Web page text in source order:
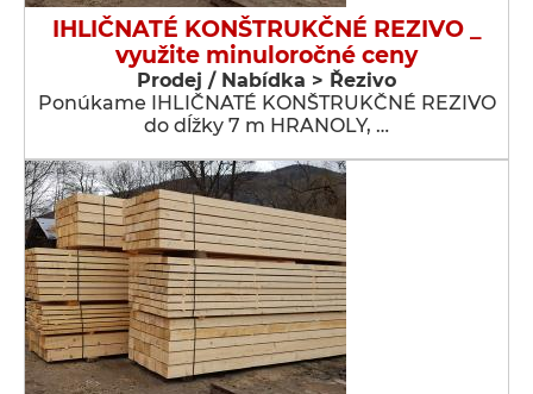
IHLIČNATÉ KONŠTRUKČNÉ REZIVO _
využite minuloročné ceny
Prodej / Nabídka > Řezivo
Ponúkame IHLIČNATÉ KONŠTRUKČNÉ REZIVO
do dĺžky 7 m HRANOLY, …